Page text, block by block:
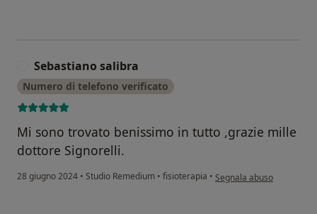
Sebastiano salibra
Numero di telefono verificato
Mi sono trovato benissimo in tutto ,grazie mille
dottore Signorelli.
28 giugno 2024 • Studio Remedium • fisioterapia • secondo l'opinione
Segnala abuso